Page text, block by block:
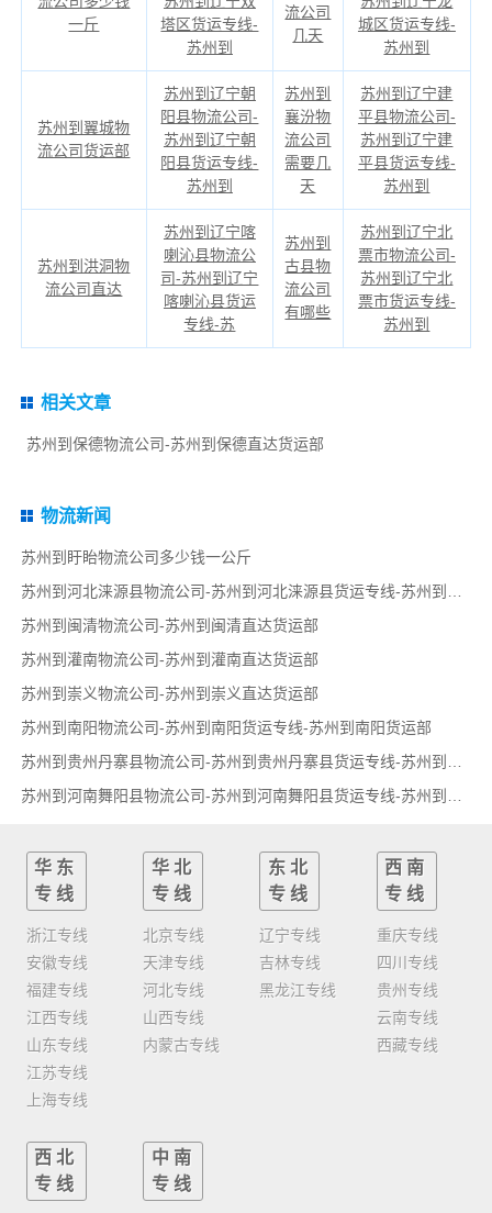
一斤
塔区货运专线-
苏州到
流公司
几天
城区货运专线-
苏州到
苏州到翼城物
流公司货运部
苏州到辽宁朝
阳县物流公司-
苏州到辽宁朝
阳县货运专线-
苏州到
苏州到
襄汾物
流公司
需要几
天
苏州到辽宁建
平县物流公司-
苏州到辽宁建
平县货运专线-
苏州到
苏州到洪洞物
流公司直达
苏州到辽宁喀
喇沁县物流公
司-苏州到辽宁
喀喇沁县货运
专线-苏
苏州到
古县物
流公司
有哪些
苏州到辽宁北
票市物流公司-
苏州到辽宁北
票市货运专线-
苏州到
相关文章
苏州到保德物流公司-苏州到保德直达货运部
物流新闻
苏州到盱眙物流公司多少钱一公斤
苏州到闽清物流公司-苏州到闽清直达货运部
苏州到灌南物流公司-苏州到灌南直达货运部
苏州到崇义物流公司-苏州到崇义直达货运部
苏州到南阳物流公司-苏州到南阳货运专线-苏州到南阳货运部
华东
专线
浙江专线
安徽专线
福建专线
江西专线
山东专线
江苏专线
上海专线
华北
专线
北京专线
天津专线
河北专线
山西专线
内蒙古专线
东北
专线
辽宁专线
吉林专线
黑龙江专线
西南
专线
重庆专线
四川专线
贵州专线
云南专线
西藏专线
西北
专线
中南
专线